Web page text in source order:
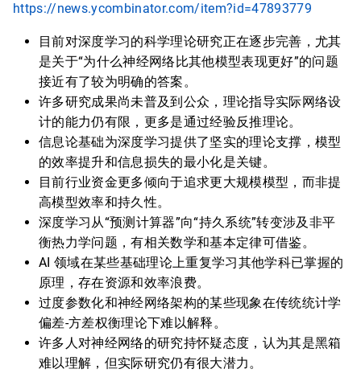
https://news.ycombinator.com/item?id=47893779
目前对深度学习的科学理论研究正在逐步完善，尤其
是关于“为什么神经网络比其他模型表现更好”的问题
接近有了较为明确的答案。
许多研究成果尚未普及到公众，理论指导实际网络设
计的能力仍有限，更多是通过经验反推理论。
信息论基础为深度学习提供了坚实的理论支撑，模型
的效率提升和信息损失的最小化是关键。
目前行业资金更多倾向于追求更大规模模型，而非提
高模型效率和持久性。
深度学习从“预测计算器”向“持久系统”转变涉及非平
衡热力学问题，有相关数学和基本定律可借鉴。
AI 领域在某些基础理论上重复学习其他学科已掌握的
原理，存在资源和效率浪费。
过度参数化和神经网络架构的某些现象在传统统计学
偏差-方差权衡理论下难以解释。
许多人对神经网络的研究持怀疑态度，认为其是黑箱
难以理解，但实际研究仍有很大潜力。